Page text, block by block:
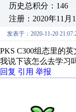
历史总积分：146
注册：2020年11月
发表于：2020-11-20
PKS C300组态里的
我说下该怎么去学习
回复 引用 举报